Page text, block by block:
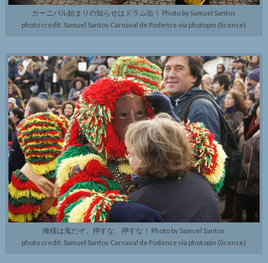
カーニバル始まりの知らせはドラム缶！ Photo by Samuel Santos
photo credit: Samuel Santos Carnaval de Podence via photopin (license)
俺様は鬼だぞ。押すな、押すな！ Photo by Samuel Santos
photo credit: Samuel Santos Carnaval de Podence via photopin (license)